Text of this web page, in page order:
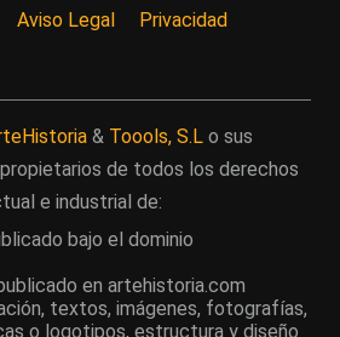
Aviso Legal Privacidad
& Toools, S.L o sus
de todos los derechos
e industrial de:
bajo el dominio
en artehistoria.com
textos, imágenes, fotografías,
o logotipos, estructura y diseño